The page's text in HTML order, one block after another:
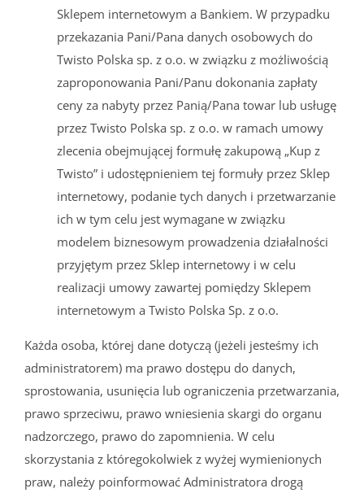
Sklepem internetowym a Bankiem. W przypadku
przekazania Pani/Pana danych osobowych do
Twisto Polska sp. z o.o. w związku z możliwością
zaproponowania Pani/Panu dokonania zapłaty
ceny za nabyty przez Panią/Pana towar lub usługę
przez Twisto Polska sp. z o.o. w ramach umowy
zlecenia obejmującej formułę zakupową „Kup z
Twisto” i udostępnieniem tej formuły przez Sklep
internetowy, podanie tych danych i przetwarzanie
ich w tym celu jest wymagane w związku
modelem biznesowym prowadzenia działalności
przyjętym przez Sklep internetowy i w celu
realizacji umowy zawartej pomiędzy Sklepem
internetowym a Twisto Polska Sp. z o.o.
Każda osoba, której dane dotyczą (jeżeli jesteśmy ich
administratorem) ma prawo dostępu do danych,
sprostowania, usunięcia lub ograniczenia przetwarzania,
prawo sprzeciwu, prawo wniesienia skargi do organu
nadzorczego, prawo do zapomnienia. W celu
skorzystania z któregokolwiek z wyżej wymienionych
praw, należy poinformować Administratora drogą